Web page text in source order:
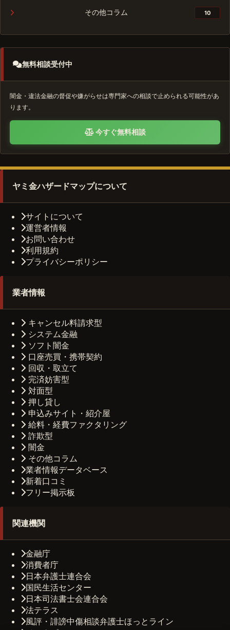
その他コラム 10
無料相談受付中
闇金・違法金融の督促や嫌がらせは専門家への相談で止められる可能性があ
ります。
今すぐ無料相談
ヤミ金ハザードマップについて
サイトについて
運営者情報
お問い合わせ
利用規約
プライバシーポリシー
業者情報
キャンセル料請求型
システム金融
ソフト闇金
口座売買・携帯契約
回収・取立て
完済妨害型
対面型
押し貸し
申込みサイト・紹介屋
給料・経費ファクタリング
詐欺型
闇金
その他コラム
業者情報データベース
新着口コミ
フリー掲示板
関連機関
金融庁
消費者庁
日本弁護士連合会
国民生活センター
日本司法書士会連合会
法テラス
風評・誹謗中傷相談弁護士ほっとライン